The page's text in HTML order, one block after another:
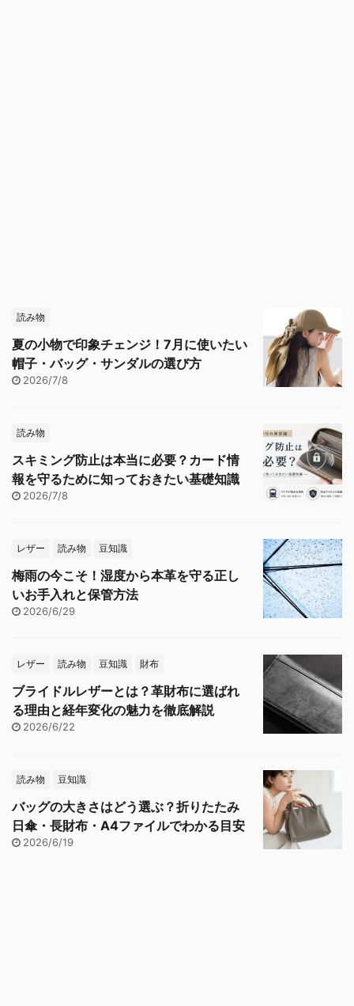
読み物
夏の小物で印象チェンジ！7月に使いたい
帽子・バッグ・サンダルの選び方
2026/7/8
読み物
スキミング防止は本当に必要？カード情
報を守るために知っておきたい基礎知識
2026/7/8
レザー 読み物 豆知識
梅雨の今こそ！湿度から本革を守る正し
いお手入れと保管方法
2026/6/29
レザー 読み物 豆知識 財布
ブライドルレザーとは？革財布に選ばれ
る理由と経年変化の魅力を徹底解説
2026/6/22
読み物 豆知識
バッグの大きさはどう選ぶ？折りたたみ
日傘・長財布・A4ファイルでわかる目安
2026/6/19